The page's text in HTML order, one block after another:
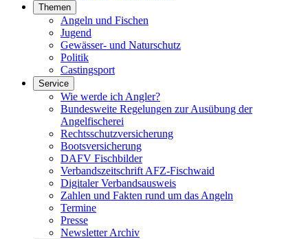
Themen
Angeln und Fischen
Jugend
Gewässer- und Naturschutz
Politik
Castingsport
Service
Wie werde ich Angler?
Bundesweite Regelungen zur Ausübung der
Angelfischerei
Rechtsschutzversicherung
Bootsversicherung
DAFV Fischbilder
Verbandszeitschrift AFZ-Fischwaid
Digitaler Verbandsausweis
Zahlen und Fakten rund um das Angeln
Termine
Presse
Newsletter Archiv